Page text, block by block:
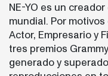
NE-YO es un
mundial. Por
Actor, Empresario y
tres premios
generado y